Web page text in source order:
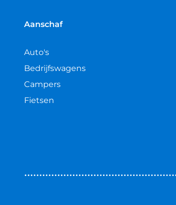
Aanschaf
Auto's
Bedrijfswagens
Campers
Fietsen